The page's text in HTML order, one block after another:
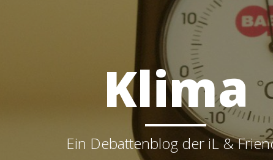
Klima
Ein Debattenblog der iL &